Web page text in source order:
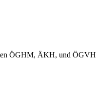
ÖGHM, ÄKH, und